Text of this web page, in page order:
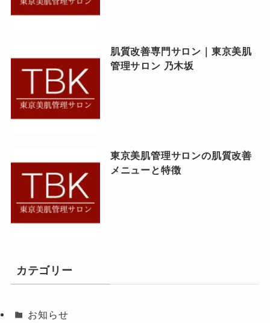
肌質改善専門サロン｜東京美肌
管理サロン 乃木坂
東京美肌管理サロンの肌質改善
メニューと特徴
カテゴリー
お知らせ